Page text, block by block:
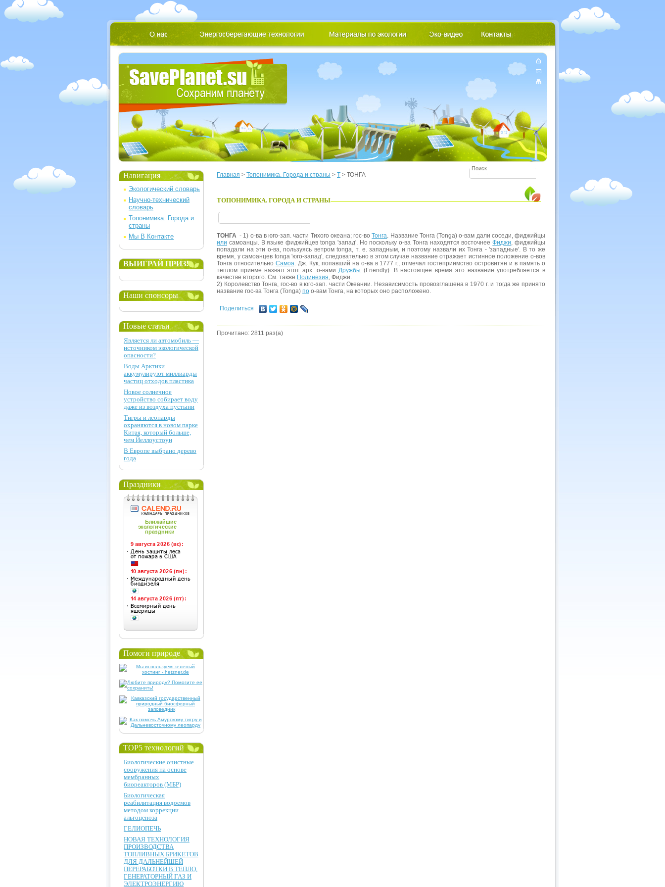
Главная > Топонимика. Города и страны > Т > ТОНГА
ТОПОНИМИКА. ГОРОДА И СТРАНЫ
ТОНГА - 1) о-ва в юго-зап. части Тихого океана; гос-воТонга. Название Тонга (Tonga) о-вам дали соседи, фиджийцы
или самоанцы. В языке фиджийцев tonga 'запад'. Но поскольку о-ва Тонга находятся восточнееФиджи, фиджийцы
попадали на эти о-ва, пользуясь ветром tonga, т. е. западным, и поэтому назвали их Тонга - 'западные'. В то же
время, у самоанцев tonga 'юго-запад', следовательно в этом случае название отражает истинное положение о-вов
Тонга относительно Самоа. Дж. Кук, попавший на о-ва в 1777 г., отмечал гостеприимство островитян и в память о
теплом приеме назвал этот арх. о-вамиДружбы (Friendly). В настоящее время это название употребляется в
качестве второго. См. также Полинезия, Фиджи.
2) Королевство Тонга, гос-во в юго-зап. части Океании. Независимость провозглашена в 1970 г. и тогда же принято
название гос-ва Тонга (Tonga) по о-вам Тонга, на которых оно расположено.
Поделиться
Прочитано: 2811 раз(а)
Навигация
Экологический словарь
Научно-технический
словарь
Топонимика. Города и
страны
Мы В Контакте
ВЫИГРАЙ ПРИЗ!
Наши спонсоры
Новые статьи
Является ли автомобиль —
источником экологической
опасности?
Воды Арктики
аккумулируют миллиарды
частиц отходов пластика
Новое солнечное
устройство собирает воду
даже из воздуха пустыни
Тигры и леопарды
охраняются в новом парке
Китая, который больше,
чем Йеллоустоун
В Европе выбрано дерево
года
Праздники
Помоги природе
TOP5 технологий
Биологические очистные
сооружения на основе
мембранных
биореакторов (МБР)
Биологическая
реабилитация водоемов
методом коррекции
альгоценоза
ГЕЛИОПЕЧЬ
НОВАЯ ТЕХНОЛОГИЯ
ПРОИЗВОДСТВА
ТОПЛИВНЫХ БРИКЕТОВ
ДЛЯ ДАЛЬНЕЙШЕЙ
ПЕРЕРАБОТКИ В ТЕПЛО,
ГЕНЕРАТОРНЫЙ ГАЗ И
ЭЛЕКТРОЭНЕРГИЮ